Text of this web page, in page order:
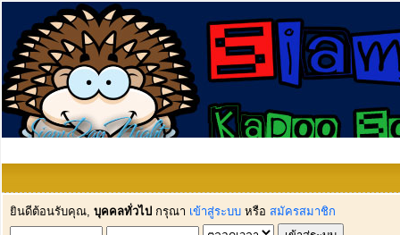
ยินดีต้อนรับคุณ, บุคคลทั่วไป กรุณา เข้าสู่ระบบ หรือ สมัครสมาชิก